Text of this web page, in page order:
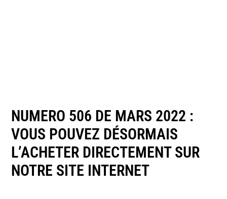
NUMERO 506 DE MARS 2022 :
VOUS POUVEZ DÉSORMAIS
L’ACHETER DIRECTEMENT SUR
NOTRE SITE INTERNET